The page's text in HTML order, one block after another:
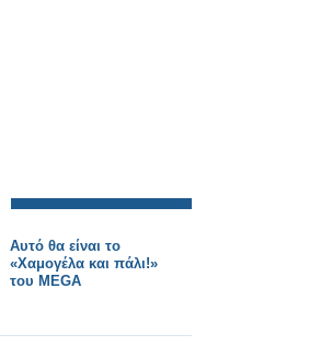
Αυτό θα είναι το
«Χαμογέλα και πάλι!»
του MEGA